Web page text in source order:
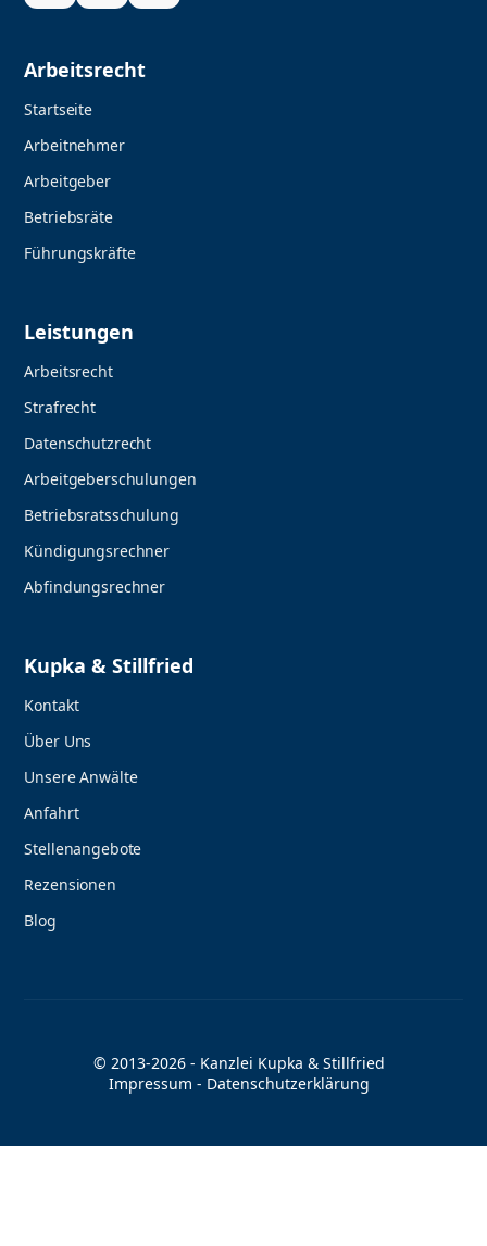
Arbeitsrecht
Startseite
Arbeitnehmer
Arbeitgeber
Betriebsräte
Führungskräfte
Leistungen
Arbeitsrecht
Strafrecht
Datenschutzrecht
Arbeitgeberschulungen
Betriebsratsschulung
Kündigungsrechner
Abfindungsrechner
Kupka & Stillfried
Kontakt
Über Uns
Unsere Anwälte
Anfahrt
Stellenangebote
Rezensionen
Blog
© 2013-2026 - Kanzlei Kupka & Stillfried
Impressum - Datenschutzerklärung